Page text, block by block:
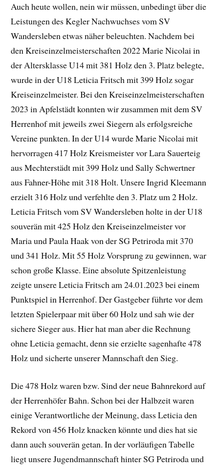
Auch heute wollen, nein wir müssen, unbedingt über die
Leistungen des Kegler Nachwuchses vom SV
Wandersleben etwas näher beleuchten. Nachdem bei
den Kreiseinzelmeisterschaften 2022 Marie Nicolai in
der Altersklasse U14 mit 381 Holz den 3. Platz belegte,
wurde in der U18 Leticia Fritsch mit 399 Holz sogar
Kreiseinzelmeister. Bei den Kreiseinzelmeisterschaften
2023 in Apfelstädt konnten wir zusammen mit dem SV
Herrenhof mit jeweils zwei Siegern als erfolgsreiche
Vereine punkten. In der U14 wurde Marie Nicolai mit
hervorragen 417 Holz Kreismeister vor Lara Sauerteig
aus Mechterstädt mit 399 Holz und Sally Schwertner
aus Fahner-Höhe mit 318 Holt. Unsere Ingrid Kleemann
erzielt 316 Holz und verfehlte den 3. Platz um 2 Holz.
Leticia Fritsch vom SV Wandersleben holte in der U18
souverän mit 425 Holz den Kreiseinzelmeister vor
Maria und Paula Haak von der SG Petriroda mit 370
und 341 Holz. Mit 55 Holz Vorsprung zu gewinnen, war
schon große Klasse. Eine absolute Spitzenleistung
zeigte unsere Leticia Fritsch am 24.01.2023 bei einem
Punktspiel in Herrenhof. Der Gastgeber führte vor dem
letzten Spielerpaar mit über 60 Holz und sah wie der
sichere Sieger aus. Hier hat man aber die Rechnung
ohne Leticia gemacht, denn sie erzielte sagenhafte 478
Holz und sicherte unserer Mannschaft den Sieg.
Die 478 Holz waren bzw. Sind der neue Bahnrekord auf
der Herrenhöfer Bahn. Schon bei der Halbzeit waren
einige Verantwortliche der Meinung, dass Leticia den
Rekord von 456 Holz knacken könnte und dies hat sie
dann auch souverän getan. In der vorläufigen Tabelle
liegt unsere Jugendmannschaft hinter SG Petriroda und